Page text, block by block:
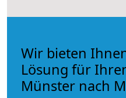
Wir bieten
Lösung für
Münster nach